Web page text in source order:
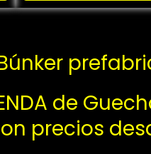
de Guecho
con precios